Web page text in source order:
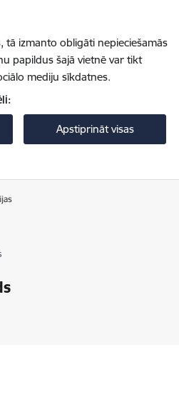
tā izmanto obligāti nepieciešamās
papildus šajā vietnē var tikt
mediju sīkdatnes.
Apstiprināt visas